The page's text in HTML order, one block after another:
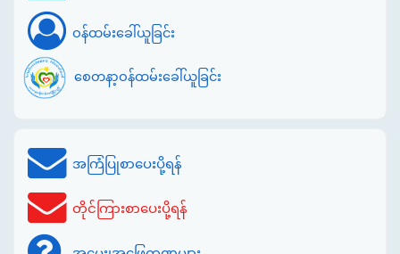
ဝန်ထမ်းခေါ်ယူခြင်း
စေတနာ့ဝန်ထမ်းခေါ်ယူခြင်း
အကြံပြုစာပေးပို့ရန်
တိုင်ကြားစာပေးပို့ရန်